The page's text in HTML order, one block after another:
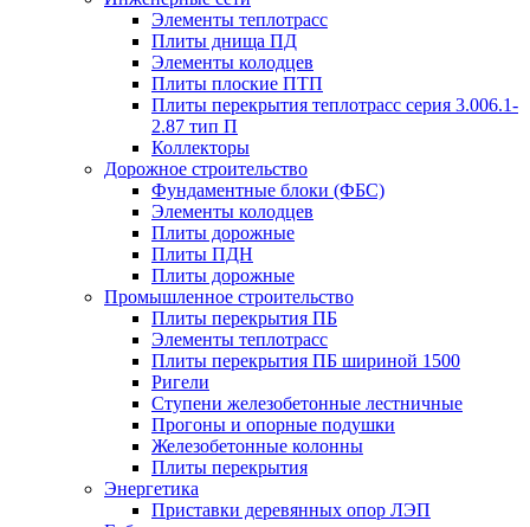
Элементы теплотрасс
Плиты днища ПД
Элементы колодцев
Плиты плоские ПТП
Плиты перекрытия теплотрасс серия 3.006.1-
2.87 тип П
Коллекторы
Дорожное строительство
Фундаментные блоки (ФБС)
Элементы колодцев
Плиты дорожные
Плиты ПДН
Плиты дорожные
Промышленное строительство
Плиты перекрытия ПБ
Элементы теплотрасс
Плиты перекрытия ПБ шириной 1500
Ригели
Ступени железобетонные лестничные
Прогоны и опорные подушки
Железобетонные колонны
Плиты перекрытия
Энергетика
Приставки деревянных опор ЛЭП